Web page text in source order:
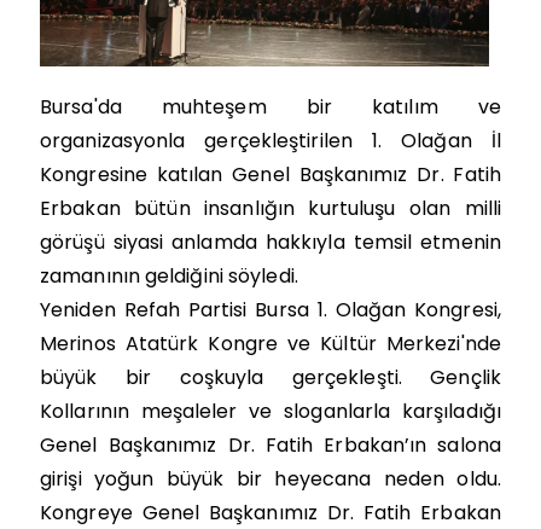
Bursa'da muhteşem bir katılım ve
organizasyonla gerçekleştirilen 1. Olağan İl
Kongresine katılan Genel Başkanımız Dr. Fatih
Erbakan bütün insanlığın kurtuluşu olan milli
görüşü siyasi anlamda hakkıyla temsil etmenin
zamanının geldiğini söyledi.
Yeniden Refah Partisi Bursa 1. Olağan Kongresi,
Merinos Atatürk Kongre ve Kültür Merkezi'nde
büyük bir coşkuyla gerçekleşti. Gençlik
Kollarının meşaleler ve sloganlarla karşıladığı
Genel Başkanımız Dr. Fatih Erbakan’ın salona
girişi yoğun büyük bir heyecana neden oldu.
Kongreye Genel Başkanımız Dr. Fatih Erbakan